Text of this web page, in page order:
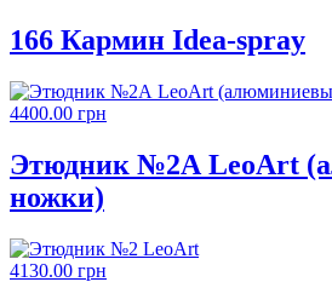
166 Кармин Idea-spray
4400.00 грн
Этюдник №2А LeoArt
ножки)
4130.00 грн